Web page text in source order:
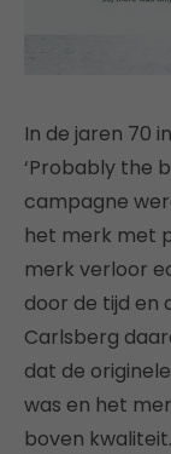
In de jaren 70
‘Probably the
campagne
het merk met
merk verloor
door de tijd en
Carlsberg
dat de
was en het
boven